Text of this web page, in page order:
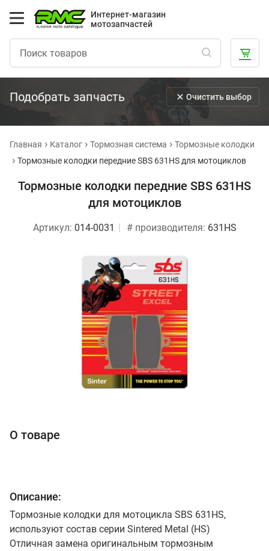
Интернет-магазин
мотозапчастей
Подобрать запчасть Очистить выбор
Главная Каталог Тормозная система
Тормозные колодки
Тормозные колодки передние SBS 631HS для мотоциклов
Тормозные колодки передние SBS 631HS
для мотоциклов
Артикул: 014-0031 # производителя: 631HS
О товаре
Описание:
Тормозные колодки для мотоцикла SBS 631HS,
используют состав серии Sintered Metal (HS)
Отличная замена оригинальным тормозным